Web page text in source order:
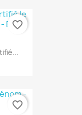
favorite_border
favorite_border